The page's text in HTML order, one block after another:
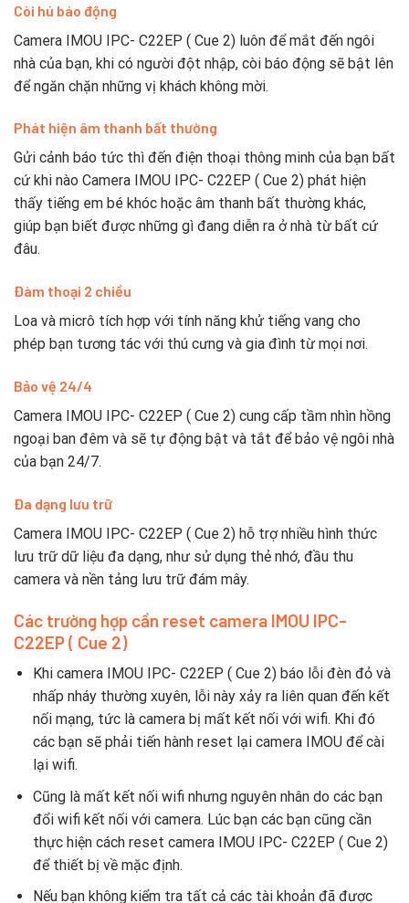
Còi hú báo động
Camera IMOU IPC- C22EP ( Cue 2) luôn để mắt đến ngôi
nhà của bạn, khi có người đột nhập, còi báo động sẽ bật lên
để ngăn chặn những vị khách không mời.
Phát hiện âm thanh bất thường
Gửi cảnh báo tức thì đến điện thoại thông minh của bạn bất
cứ khi nào Camera IMOU IPC- C22EP ( Cue 2) phát hiện
thấy tiếng em bé khóc hoặc âm thanh bất thường khác,
giúp bạn biết được những gì đang diễn ra ở nhà từ bất cứ
đâu.
Đàm thoại 2 chiều
Loa và micrô tích hợp với tính năng khử tiếng vang cho
phép bạn tương tác với thú cưng và gia đình từ mọi nơi.
Bảo vệ 24/4
Camera IMOU IPC- C22EP ( Cue 2) cung cấp tầm nhìn hồng
ngoại ban đêm và sẽ tự động bật và tắt để bảo vệ ngôi nhà
của bạn 24/7.
Đa dạng lưu trữ
Camera IMOU IPC- C22EP ( Cue 2) hỗ trợ nhiều hình thức
lưu trữ dữ liệu đa dạng, như sử dụng thẻ nhớ, đầu thu
camera và nền tảng lưu trữ đám mây.
Các trường hợp cần reset camera IMOU IPC-
C22EP ( Cue 2)
Khi camera IMOU IPC- C22EP ( Cue 2) báo lỗi đèn đỏ và
nhấp nháy thường xuyên, lỗi này xảy ra liên quan đến kết
nối mạng, tức là camera bị mất kết nối với wifi. Khi đó
các bạn sẽ phải tiến hành reset lại camera IMOU để cài
lại wifi.
Cũng là mất kết nối wifi nhưng nguyên nhân do các bạn
đổi wifi kết nối với camera. Lúc bạn các bạn cũng cần
thực hiện cách reset camera IMOU IPC- C22EP ( Cue 2)
để thiết bị về mặc định.
Nếu bạn không kiểm tra tất cả các tài khoản đã được